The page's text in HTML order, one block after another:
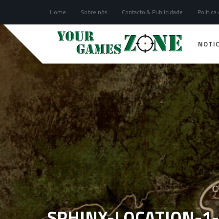
Home Sobre nós Contacto & Publicidade Politica